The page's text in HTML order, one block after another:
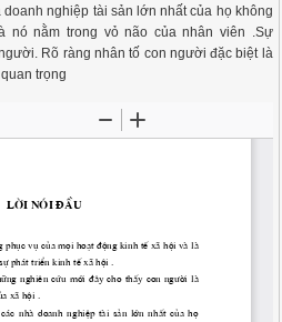
nghiệp tài sản lớn nhất của họ không
nó nằm trong vỏ não của nhân viên .Sự
Rõ ràng nhân tố con người đặc biệt là
trọng